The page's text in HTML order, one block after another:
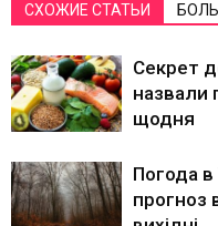
СХОЖИЕ СТАТЬИ
Секрет
назвали
щодня
Погода в
прогноз